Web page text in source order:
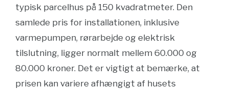
typisk parcelhus på 150 kvadratmeter. Den
samlede pris for installationen, inklusive
varmepumpen, rørarbejde og elektrisk
tilslutning, ligger normalt mellem 60.000 og
80.000 kroner. Det er vigtigt at bemærke, at
prisen kan variere afhængigt af husets